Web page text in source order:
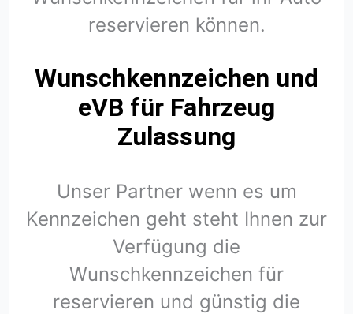
reservieren können.
Wunschkennzeichen und
eVB für Fahrzeug
Zulassung
Unser Partner wenn es um
Kennzeichen geht steht Ihnen zur
Verfügung die
Wunschkennzeichen für
reservieren und günstig die